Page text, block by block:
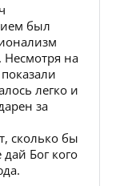
был
Несмотря на
легко и
за
сколько бы
Бог кого